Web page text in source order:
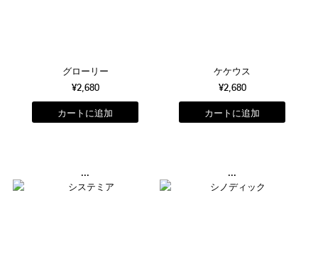
グローリー
¥2,680
ケケウス
¥2,680
... ...